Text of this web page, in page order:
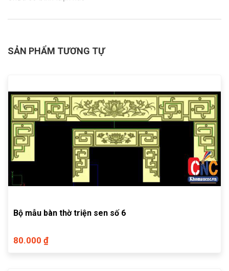
SẢN PHẨM TƯƠNG TỰ
Bộ mẫu bàn thờ triện sen số 6
80.000 ₫